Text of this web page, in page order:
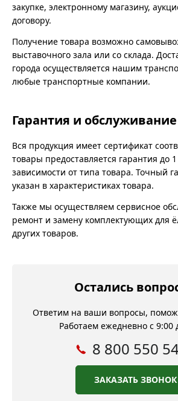
закупке, электронному магазину,
договору.
Получение товара возможно
выставочного зала или со склада.
города осуществляется нашим
любые транспортные компании.
Гарантия и обслуживание
Вся продукция имеет сертификат
товары предоставляется гарантия до
зависимости от типа товара. Точный
указан в характеристиках товара.
Также мы осуществляем сервисное
ремонт и замену комплектующих для
других товаров.
Остались
Ответим на ваши вопросы,
Работаем ежедневно с 9:00
8 800 550
ЗАКАЗАТЬ ЗВОНОК